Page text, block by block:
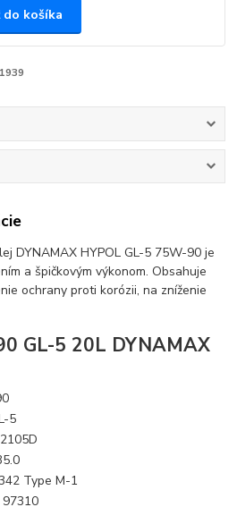
do košíka
DYNAMAX HYPOL GL-5 75W-90 je
a špičkovým výkonom. Obsahuje
ochrany proti korózii, na zníženie
GL-5 20L DYNAMAX
5
Type M-1